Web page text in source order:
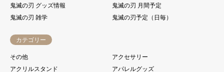
鬼滅の刃 グッズ情報
鬼滅の刃 月間予定
鬼滅の刃 雑学
鬼滅の刃予定（日毎）
カテゴリー
その他
アクセサリー
アクリルスタンド
アパレルグッズ